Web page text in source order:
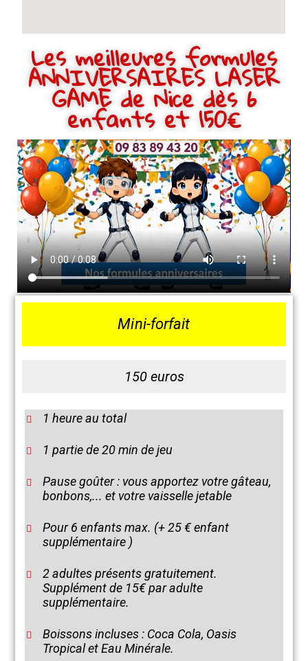
Les meilleures formules
ANNIVERSAIRES LASER
GAME de Nice dès 6
enfants et 150€
Mini-forfait
150 euros
1 heure au total
1 partie de 20 min de jeu
Pause goûter : vous apportez votre gâteau,
bonbons,... et votre vaisselle jetable
Pour 6 enfants max. (+ 25 € enfant
supplémentaire )
2 adultes présents gratuitement.
Supplément de 15€ par adulte
supplémentaire.
Boissons incluses : Coca Cola, Oasis
Tropical et Eau Minérale.